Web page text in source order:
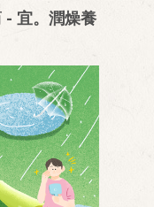
- 宜。潤燥養